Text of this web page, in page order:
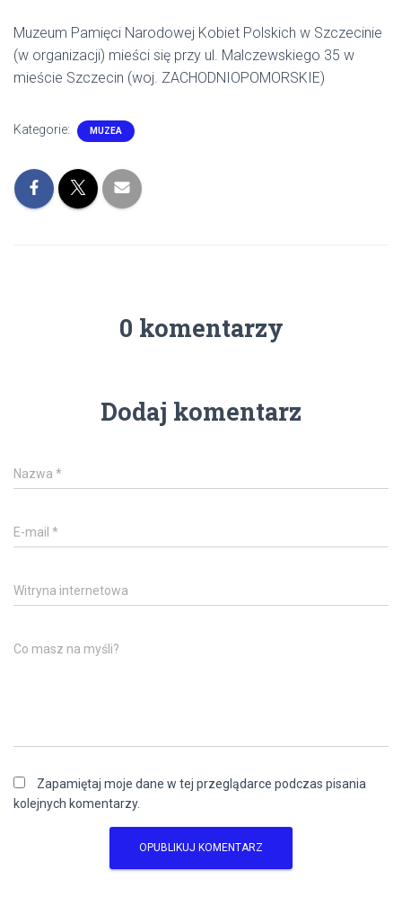
Muzeum Pamięci Narodowej Kobiet Polskich w Szczecinie
(w organizacji) mieści się przy ul. Malczewskiego 35 w
mieście Szczecin (woj. ZACHODNIOPOMORSKIE)
Kategorie: MUZEA
0 komentarzy
Dodaj komentarz
Nazwa *
E-mail *
Witryna internetowa
Co masz na myśli?
Zapamiętaj moje dane w tej przeglądarce podczas pisania
kolejnych komentarzy.